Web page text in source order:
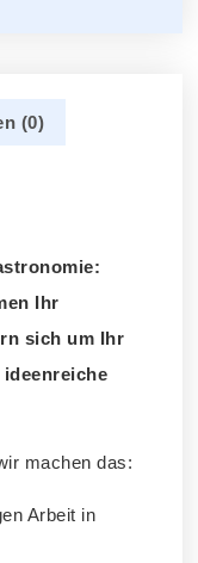
(0)
Ihr
sich um Ihr
machen das:
Arbeit in